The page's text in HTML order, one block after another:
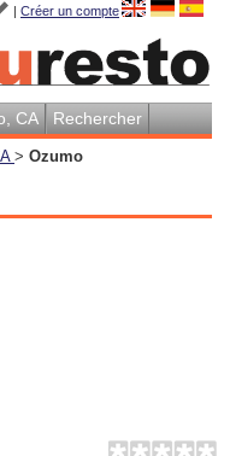
| Créer un compte
CA Rechercher
> Ozumo